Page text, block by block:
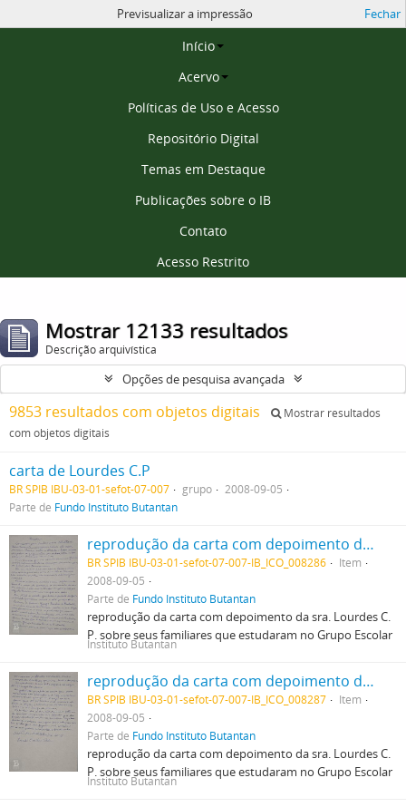
Página inicial
Início
Acervo
Políticas de Uso e Acesso
Repositório Digital
Temas em Destaque
Publicações sobre o IB
Contato
Acesso Restrito
Previsualizar a impressão Fechar
Mostrar 12133 resultados
Descrição arquivística
Opções de pesquisa avançada
9853 resultados com objetos digitais
Mostrar resultados
com objetos digitais
carta de Lourdes C.P
BR SPIB IBU-03-01-sefot-07-007 grupo
2008-09-05
Parte de Fundo Instituto Butantan
reprodução da carta com depoimento da sra. Lourdes C. P. sobre seus familiares que estudaram no Grupo Escolar
BR SPIB IBU-03-01-sefot-07-007-IB_ICO_008286
Item
2008-09-05
Parte de Fundo Instituto Butantan
reprodução da carta com depoimento da sra. Lourdes C.
P. sobre seus familiares que estudaram no Grupo Escolar
Instituto Butantan
reprodução da carta com depoimento da sra. Lourdes C. P. sobre seus familiares que estudaram no Grupo Escolar
BR SPIB IBU-03-01-sefot-07-007-IB_ICO_008287
Item
2008-09-05
Parte de Fundo Instituto Butantan
reprodução da carta com depoimento da sra. Lourdes C.
P. sobre seus familiares que estudaram no Grupo Escolar
Instituto Butantan